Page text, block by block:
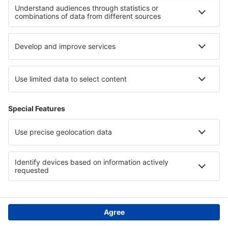
Politika ochrany soukromí
Podpora a kontakt
Země
Mezinárodní web-stránky
eSky.eu eSky.com eDestinos.com